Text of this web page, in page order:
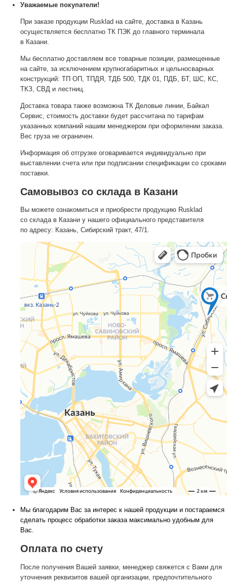
Уважаемые покупатели!
При заказе продукции Rusklad на сайте, доставка в Казань
осуществляется бесплатно ТК ПЭК до главного терминала
в Казани.
Мы бесплатно доставляем все товарные позиции, размещенные
на сайте, за исключением крупногабаритных и цельносварных
конструкций: ТП ОП, ТПДЯ, ТДБ 500, ТДК 01, ПДБ, БТ, ШС, КС,
ТКЗ, СВД и лестниц.
Доставка товара также возможна ТК Деловые линии, Байкал
Сервис, стоимость доставки будет рассчитана по тарифам
указанных компаний нашим менеджером при оформлении заказа.
Вес груза не ограничен.
Информация об отгрузке оговаривается индивидуально при
выставлении счета или при подписании спецификации со сроками
поставки.
Самовывоз со склада в Казани
Вы можете ознакомиться и приобрести продукцию Rusklad
со склада в Казани у нашего официального представителя
по адресу: Казань, Сибирский тракт, 47/1.
Мы благодарим Вас за интерес к нашей продукции и постараемся
сделать процесс обработки заказа максимально удобным для
Вас.
Оплата по счету
После получения Вашей заявки, менеджер свяжется с Вами для
уточнения реквизитов вашей организации, предпочтительного